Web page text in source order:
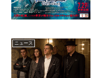
ニュース